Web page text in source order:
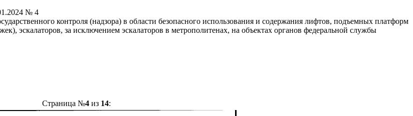
№ 4
контроля (надзора) в области безопасного использования и содержания лифтов, подъемных платформ
эскалаторов, за исключением эскалаторов в метрополитенах, на объектах органов федеральной службы
Страница №4из 14: